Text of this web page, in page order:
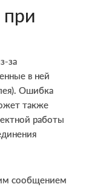
за
в ней
Ошибка
также
работы
сообщением